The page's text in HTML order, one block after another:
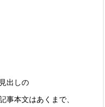
出しの
事本文はあくまで、